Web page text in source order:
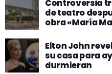
Controversia
de teatro
obra «María
Elton John
su casa para
durmieran